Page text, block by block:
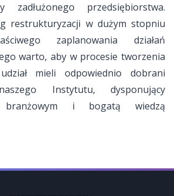
zadłużonego przedsiębiorstwa.
restrukturyzacji w dużym stopniu
zaplanowania działań
warto, aby w procesie tworzenia
mieli odpowiednio dobrani
Instytutu, dysponujący
branżowym i bogatą wiedzą